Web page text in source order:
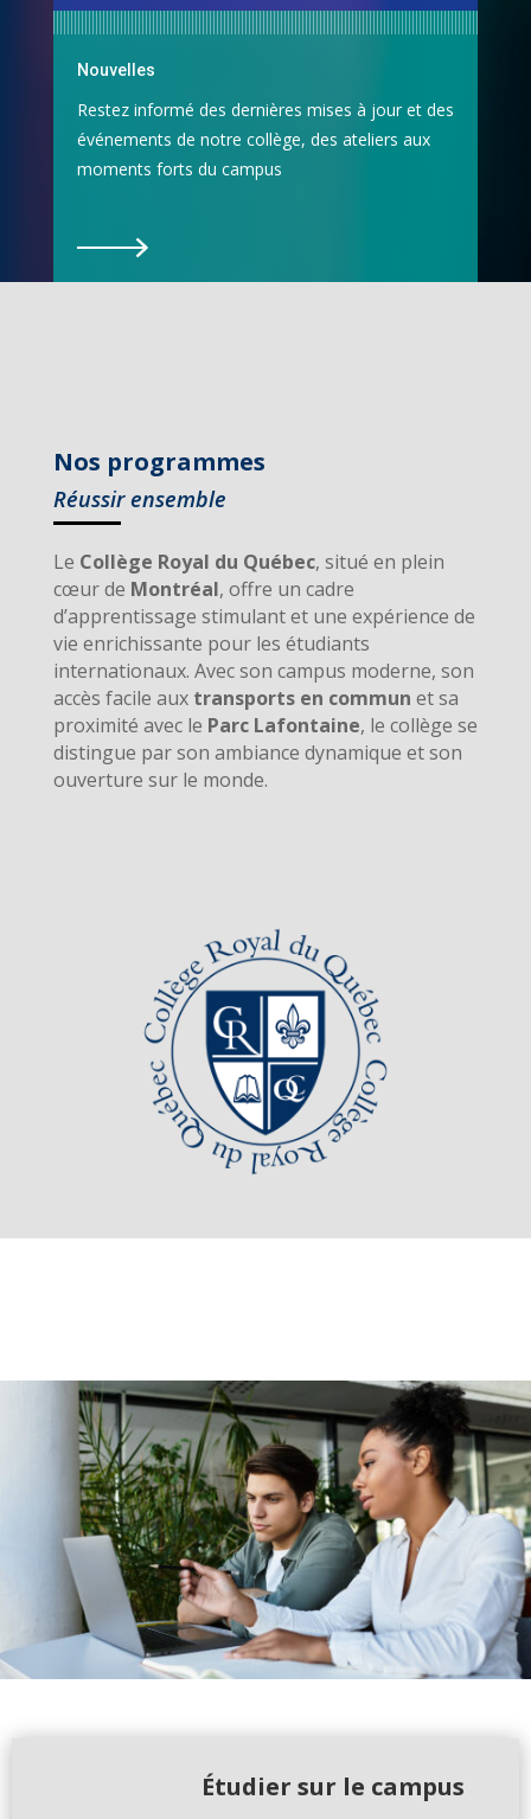
Nouvelles
Restez informé des dernières mises à jour et des
événements de notre collège, des ateliers aux
moments forts du campus
Nos programmes
Réussir ensemble
Le Collège Royal du Québec, situé en plein
cœur de Montréal, offre un cadre
d’apprentissage stimulant et une expérience de
vie enrichissante pour les étudiants
internationaux. Avec son campus moderne, son
accès facile aux transports en commun et sa
proximité avec le Parc Lafontaine, le collège se
distingue par son ambiance dynamique et son
ouverture sur le monde.
Étudier sur le campus